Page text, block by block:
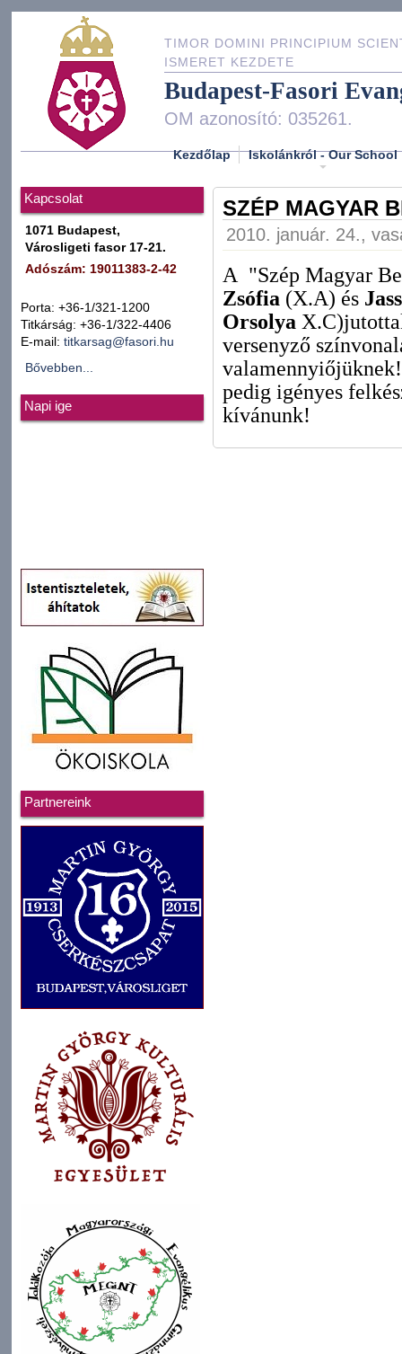
TIMOR DOMINI PRINCIPIUM
ISMERET KEZDETE
Budapest-Fasori
OM azonosító: 035261.
Kezdőlap Iskolánkról - Our School
Kapcsolat
1071 Budapest,
Városligeti fasor 17-21.
Adószám: 19011383-2-42
Porta: +36-1/321-1200
Titkárság: +36-1/322-4406
E-mail: titkarsag@fasori.hu
Bővebben...
Napi ige
Partnereink
SZÉP MAGYAR
2010. január. 24.,
A "Szép Magyar
Zsófia (X.A) és
Orsolya
versenyző
pedig igényes
kívánunk!